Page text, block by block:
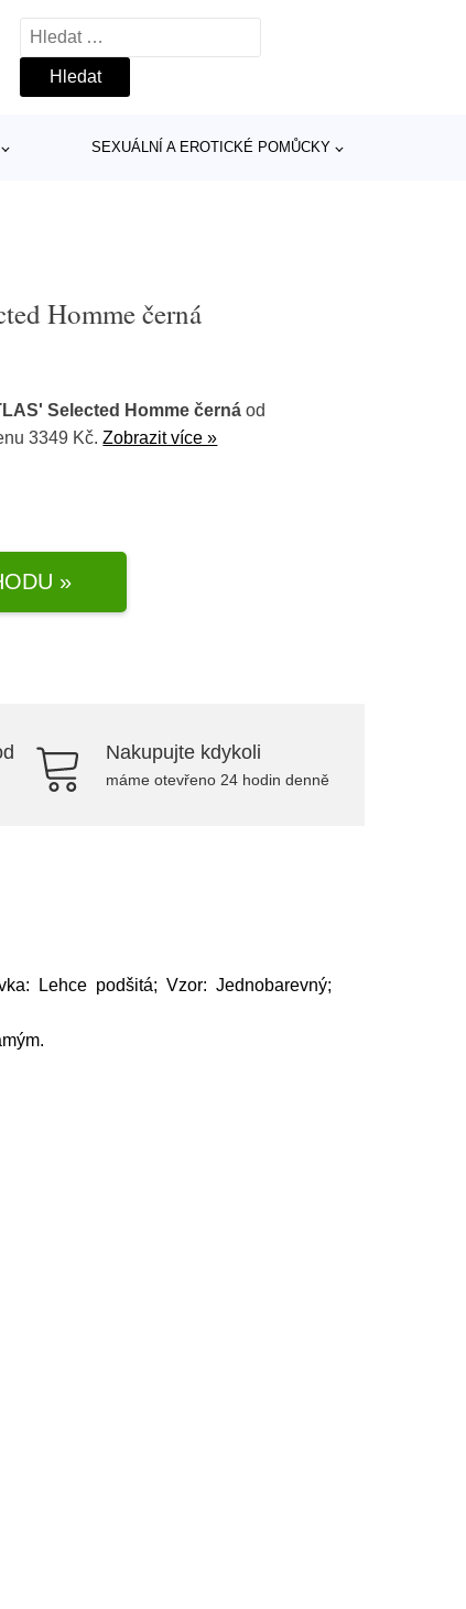
Vyhledávání
SEXUÁLNÍ A EROTICKÉ POMŮCKY
Homme černá
Selected Homme černá od
3349 Kč.Zobrazit více »
»
Nakupujte kdykoli
máme otevřeno 24 hodin denně
Lehce podšitá; Vzor: Jednobarevný;